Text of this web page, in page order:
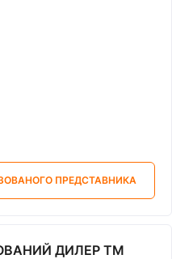
ПРЕДСТАВНИКА
ДИЛЕР ТМ